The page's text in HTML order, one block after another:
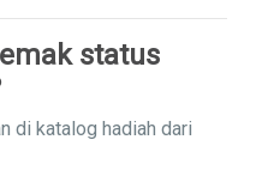
status
di katalog hadiah dari